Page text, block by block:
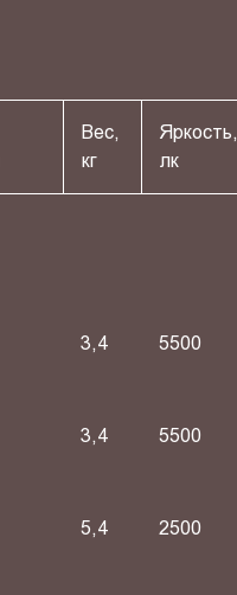
Вес,
кг
Яркость,
лк
3,4 5500
3,4 5500
5,4 2500